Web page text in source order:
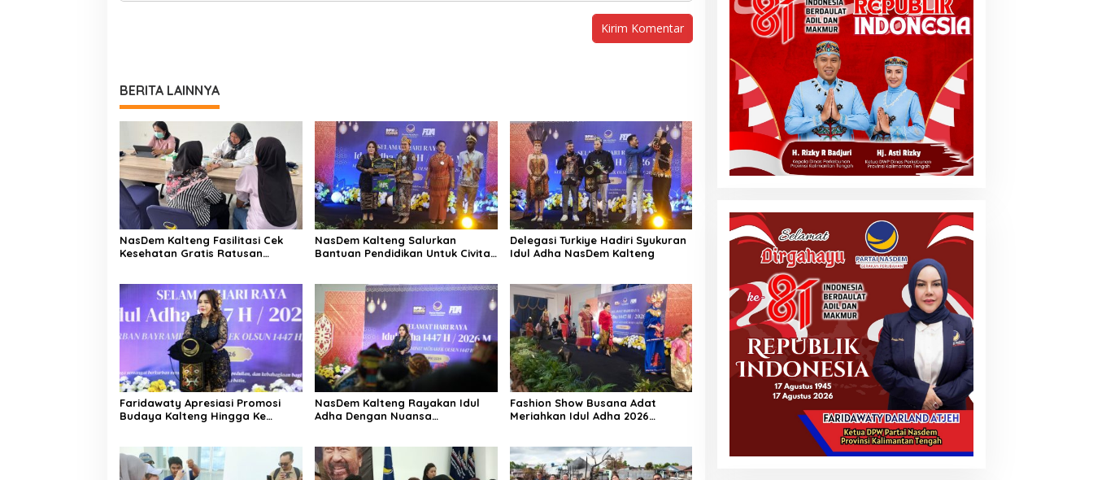
BERITA LAINNYA
NasDem Kalteng Fasilitasi Cek
Kesehatan Gratis Ratusan
NasDem Kalteng Salurkan
Bantuan Pendidikan Untuk Civitas
Delegasi Turkiye Hadiri Syukuran
Idul Adha NasDem Kalteng
Faridawaty Apresiasi Promosi
Budaya Kalteng Hingga Ke
NasDem Kalteng Rayakan Idul
Adha Dengan Nuansa
Fashion Show Busana Adat
Meriahkan Idul Adha 2026